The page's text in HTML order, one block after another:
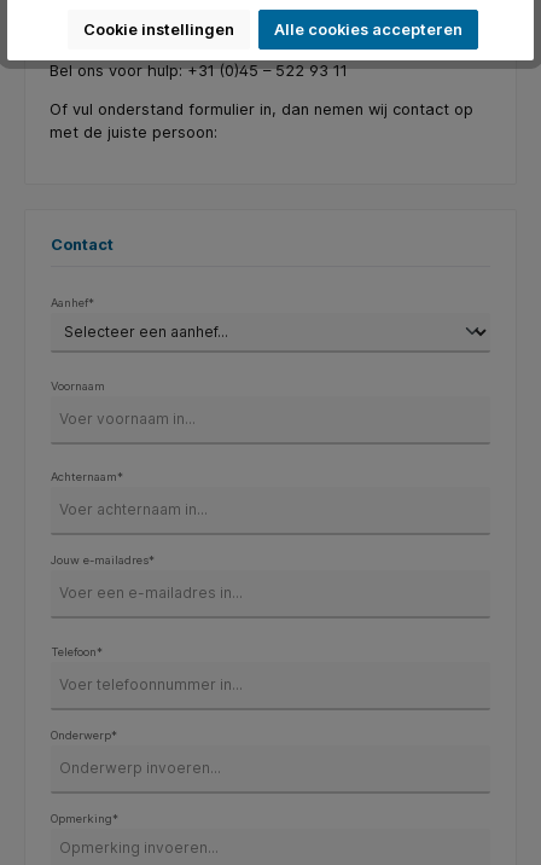
bij elke stap van deze transformatie. Want meegaan met
de tijd is niet alleen een keuze, het is een absolute must.
Bel ons voor hulp: +31 (0)45 – 522 93 11
Of vul onderstand formulier in, dan nemen wij contact op
met de juiste persoon:
Contact
Aanhef*
Voornaam
Achternaam*
Jouw e-mailadres*
Telefoon*
Onderwerp*
Opmerking*
Cookie instellingen Alle cookies accepteren